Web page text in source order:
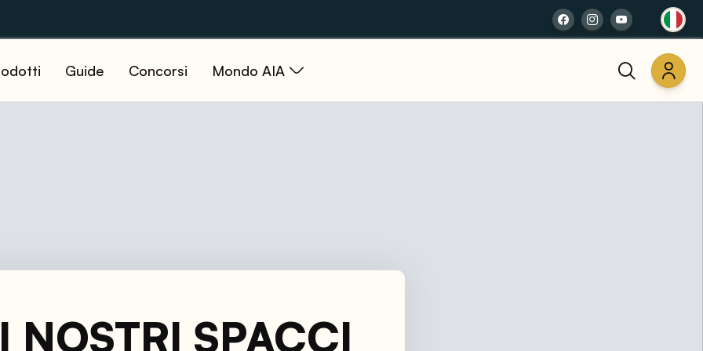
Guide Concorsi Mondo AIA
a Verona | AIA
Verona.
(Verona)
I NOSTRI SPACCI